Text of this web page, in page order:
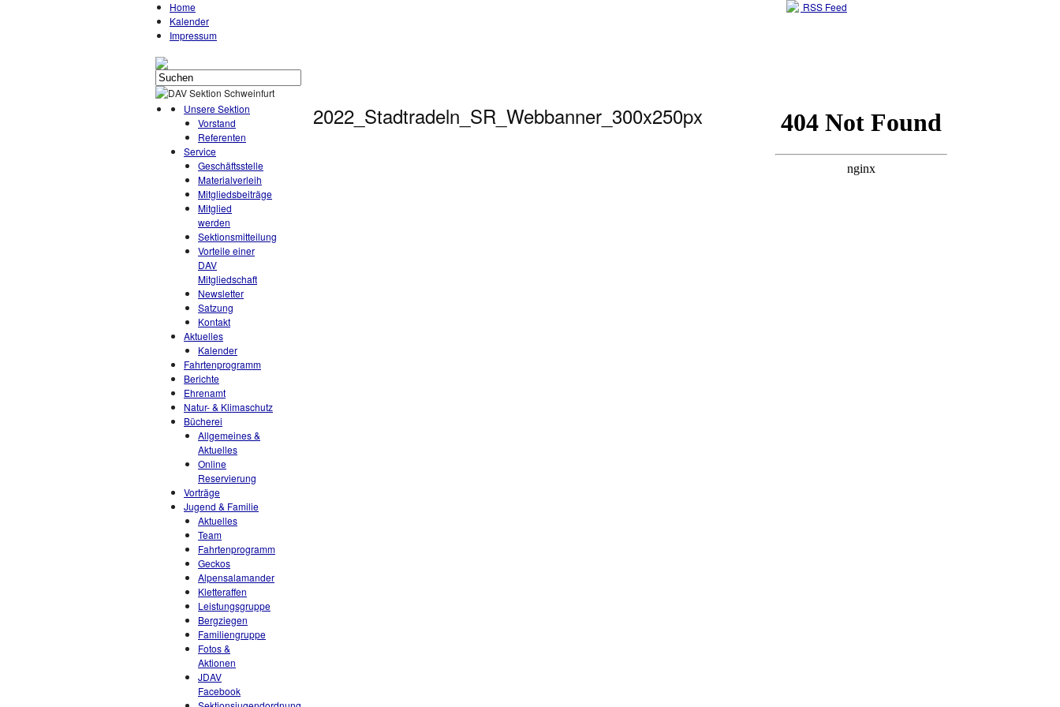
Home
Kalender
Impressum
RSS Feed
Unsere Sektion
Vorstand
Referenten
Service
Geschäftsstelle
Materialverleih
Mitgliedsbeiträge
Mitglied
werden
Sektionsmitteilung
Vorteile einer
DAV
Mitgliedschaft
Newsletter
Satzung
Kontakt
Aktuelles
Kalender
Fahrtenprogramm
Berichte
Ehrenamt
Natur- & Klimaschutz
Bücherei
Allgemeines &
Aktuelles
Online
Reservierung
Vorträge
Jugend & Familie
Aktuelles
Team
Fahrtenprogramm
Geckos
Alpensalamander
Kletteraffen
Leistungsgruppe
Bergziegen
Familiengruppe
Fotos &
Aktionen
JDAV
Facebook
2022_Stadtradeln_SR_Webbanner_300x250px